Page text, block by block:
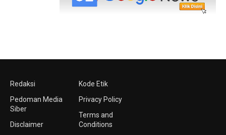
Redaksi
Pedoman Media
Siber
Disclaimer
Kode Etik
Privacy Policy
Terms and
Conditions